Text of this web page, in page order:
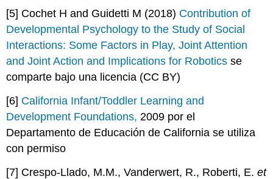
[5] Cochet H and Guidetti M (2018) Contribution of
Developmental Psychology to the Study of Social
Interactions: Some Factors in Play, Joint Attention
and Joint Action and Implications for Robotics se
comparte bajo una licencia (CC BY)
[6] California Infant/Toddler Learning and
Development Foundations, 2009 por el
Departamento de Educación de California se utiliza
con permiso
[7] Crespo-Llado, M.M., Vanderwert, R., Roberti, E.et